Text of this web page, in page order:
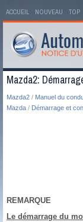
ACCUEIL NOUVEAU TOP
Mazda2:
Mazda2 / Manuel du
Mazda / Démarrage et
REMARQUE
Le démarrage du